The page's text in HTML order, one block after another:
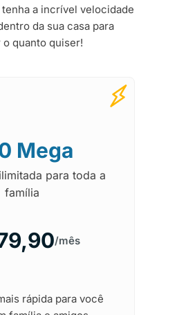
a incrível velocidade
da sua casa para
o quanto quiser!
Mega
para toda a
família
/mês
rápida para você